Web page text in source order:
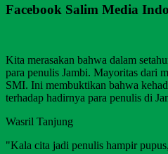
Facebook Salim Media
Kita merasakan bahwa dalam
para penulis Jambi. Mayoritas dari
SMI. Ini membuktikan bahwa
terhadap hadirnya para penulis di
Wasril Tanjung
"Kala cita jadi penulis hampir